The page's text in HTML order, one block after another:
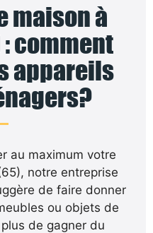
maison à
comment
appareils
au maximum votre
notre entreprise
de faire donner
ou objets de
de gagner du